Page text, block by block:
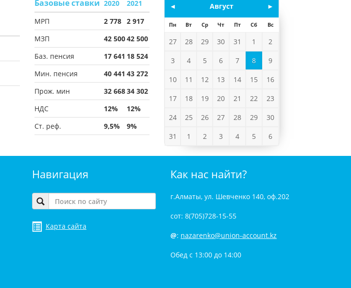
Базовые ставки 2020
2021
МРП
2 778 2 917
МЗП
42 50042 500
Баз. пенсия
17 641 18 524
Мин. пенсия
40 441 43 272
Прож. мин
32 66834 302
НДС
12%
12%
Ст. реф.
9,5% 9%
◄ ►
Август
Пн Вт Ср Чт Пт Сб Вс
27 28 29 30 31 1 2
3 4 5 6 7 8 9
10 11 12 13 14 15 16
17 18 19 20 21 22 23
24 25 26 27 28 29 30
31 1 2 3 4 5 6
Навигация
Карта сайта
Как нас найти?
г.Алматы, ул. Шевченко 140, оф.202
сот: 8(705)728-15-55
@: nazarenko@union-account.kz
Обед с 13:00 до 14:00